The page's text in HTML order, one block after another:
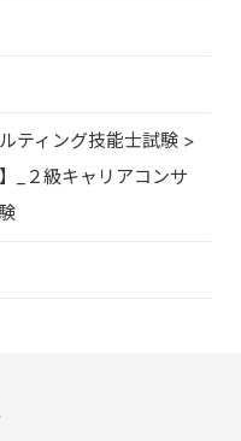
ティング技能士試験 >
_２級キャリアコンサ